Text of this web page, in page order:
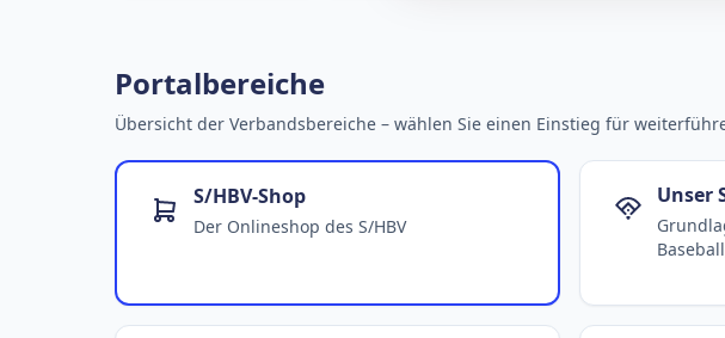
Portalbereiche
Übersicht der Verbandsbereiche – wählen Sie einen Einstieg für
S/HBV-Shop
Der Onlineshop des S/HBV
Unser